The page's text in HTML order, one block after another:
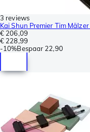
3 reviews
Kai Shun Premier Tim
€ 206,09
€ 228,99
-10%Bespaar 22,90